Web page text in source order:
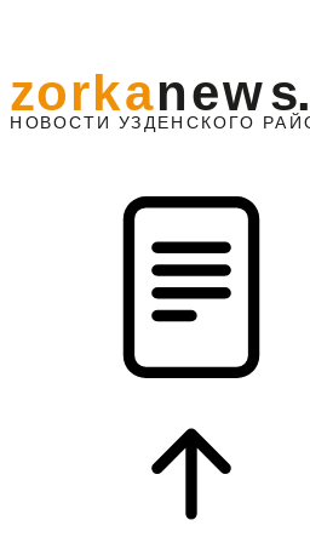
НО ВОСТИ УЗДЕНС КО ГО Р
zorkanews.